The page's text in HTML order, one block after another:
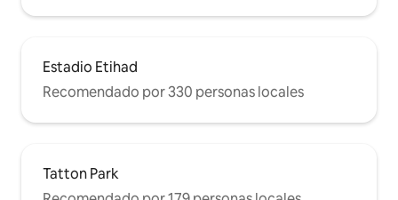
Estadio Etihad
Recomendado por 330 personas locales
Tatton Park